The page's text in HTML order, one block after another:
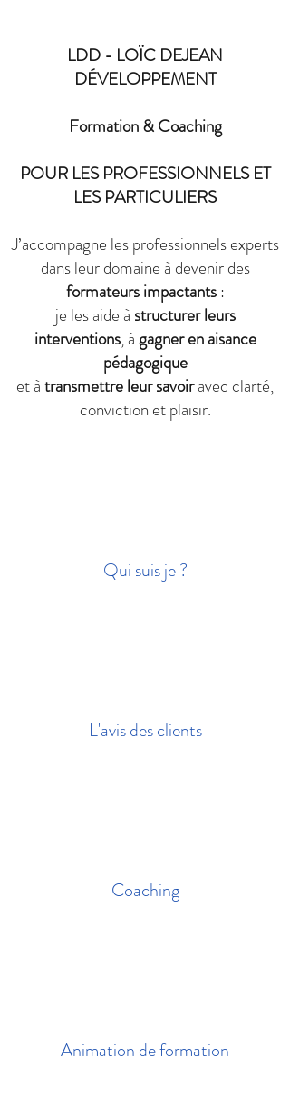
LDD - LOÏC DEJEAN
DÉVELOPPEMENT
Formation & Coaching
POUR LES PROFESSIONNELS ET
LES PARTICULIERS
J’accompagne les professionnels experts
dans leur domaine à devenir des
formateurs impactants:
je les aide à structurer leurs
interventions, àgagner en aisance
pédagogique
et àtransmettre leur savoiravec clarté,
conviction et plaisir.
Qui suis je ?
L'avis des clients
Coaching
Animation de formation